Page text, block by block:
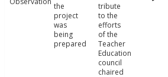
the
project
was
being
prepared
tribute
to the
efforts
of the
Teacher
Education
council
chaired